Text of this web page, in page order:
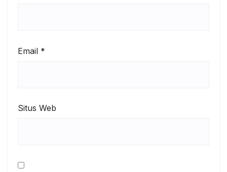
Email *
Situs Web